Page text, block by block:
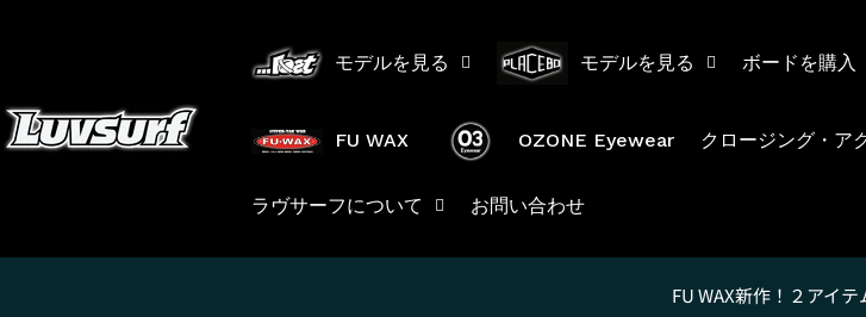
ツ
に
モデルを見る モデルを見る ボードを購入
FU WAX OZONE Eyewear クロージング・ア
ラヴサーフについて お問い合わせ
FU WAX新作！２アイテ